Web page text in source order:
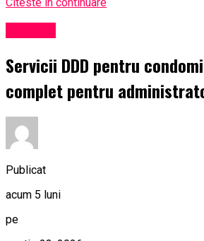
Servicii DDD pentru
complet pentru
Publicat
acum 5 luni
pe